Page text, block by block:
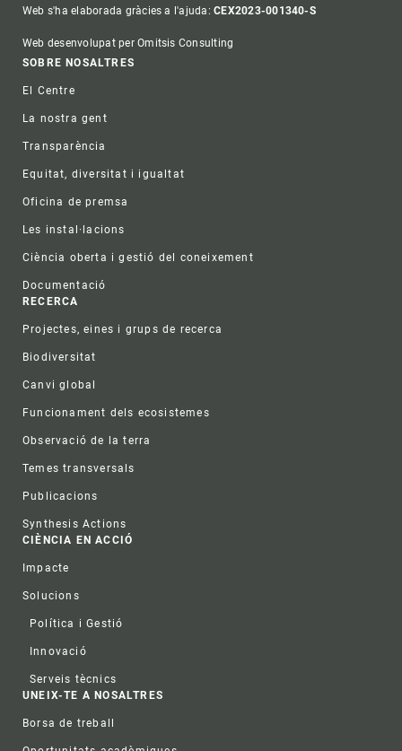
Web s'ha elaborada gràcies a l'ajuda:CEX2023-001340-S
Web desenvolupat per Omitsis Consulting
Footer
SOBRE NOSALTRES
El Centre
La nostra gent
Transparència
Equitat, diversitat i igualtat
Oficina de premsa
Les instal·lacions
Ciència oberta i gestió del coneixement
Documentació
RECERCA
Projectes, eines i grups de recerca
Biodiversitat
Canvi global
Funcionament dels ecosistemes
Observació de la terra
Temes transversals
Publicacions
Synthesis Actions
CIÈNCIA EN ACCIÓ
Impacte
Solucions
Política i Gestió
Innovació
Serveis tècnics
UNEIX-TE A NOSALTRES
Borsa de treball